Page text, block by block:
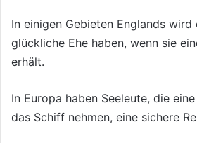
In einigen Gebieten Englands wird
glückliche Ehe haben, wenn sie
erhält.
In Europa haben Seeleute, die
das Schiff nehmen, eine sichere